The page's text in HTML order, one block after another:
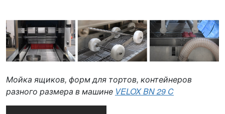
Мойка ящиков, форм для тортов, контейнеров
разного размера в машине VELOX BN 29 C